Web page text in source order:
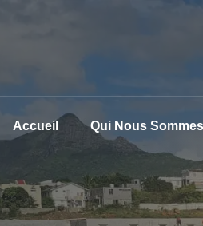
Accueil Qui Nous Sommes